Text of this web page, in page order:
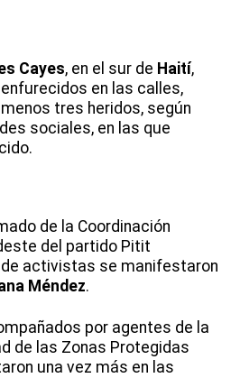
Cayes, en el sur de Haití,
enfurecidos en las calles,
tres heridos, según
sociales, en las que
de la Coordinación
del partido Pitit
activistas se manifestaron
Méndez.
por agentes de la
de las Zonas Protegidas
una vez más en las